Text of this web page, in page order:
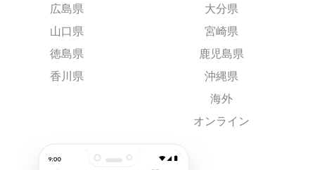
広島県
山口県
徳島県
香川県
大分県
宮崎県
鹿児島県
沖縄県
海外
オンライン